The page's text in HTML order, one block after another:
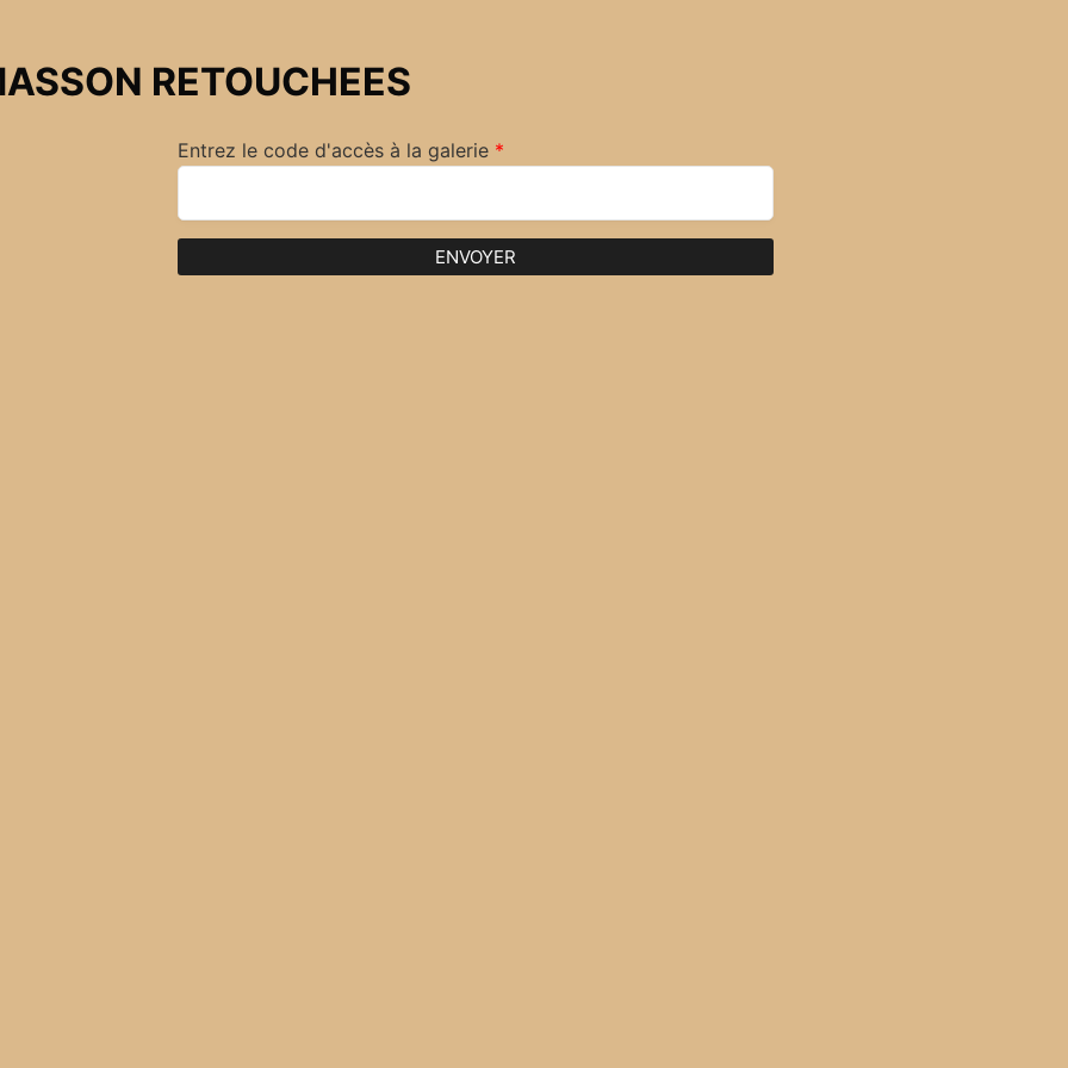
RETOUCHEES
Entrez le code d'accès à la galerie *
ENVOYER